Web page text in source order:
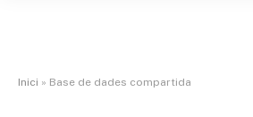
Inici » Base de dades compartida